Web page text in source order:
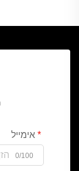
אימייל
0/100